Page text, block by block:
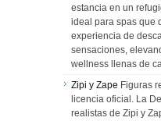
estancia en un
ideal para spas que
experiencia de
sensaciones,
wellness llenas de
Zipi y Zape Figuras
licencia oficial. La
realistas de Zipi y